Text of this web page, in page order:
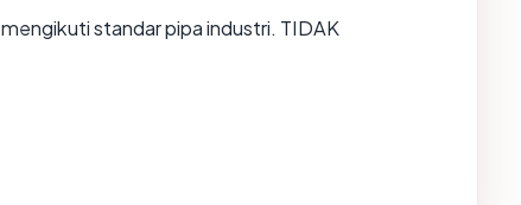
mengikuti standar pipa industri. TIDAK